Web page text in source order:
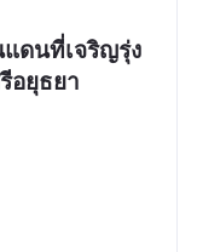
ดนที่เจริญรุ่ง
อยุธยา